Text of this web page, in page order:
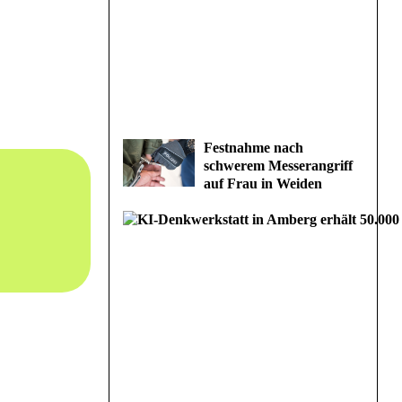
Festnahme nach
schwerem Messerangriff
auf Frau in Weiden